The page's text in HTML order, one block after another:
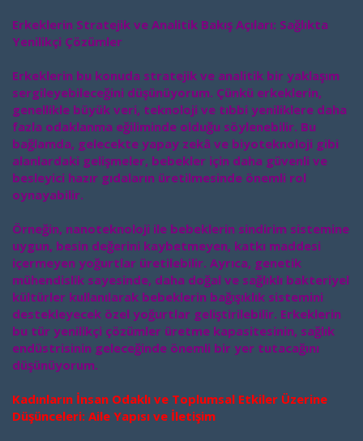
Erkeklerin Stratejik ve Analitik Bakış Açıları: Sağlıkta
Yenilikçi Çözümler
Erkeklerin bu konuda stratejik ve analitik bir yaklaşım
sergileyebileceğini düşünüyorum. Çünkü erkeklerin,
genellikle büyük veri, teknoloji ve tıbbi yeniliklere daha
fazla odaklanma eğiliminde olduğu söylenebilir. Bu
bağlamda, gelecekte yapay zekâ ve biyoteknoloji gibi
alanlardaki gelişmeler, bebekler için daha güvenli ve
besleyici hazır gıdaların üretilmesinde önemli rol
oynayabilir.
Örneğin, nanoteknoloji ile bebeklerin sindirim sistemine
uygun, besin değerini kaybetmeyen, katkı maddesi
içermeyen yoğurtlar üretilebilir. Ayrıca, genetik
mühendislik sayesinde, daha doğal ve sağlıklı bakteriyel
kültürler kullanılarak bebeklerin bağışıklık sistemini
destekleyecek özel yoğurtlar geliştirilebilir. Erkeklerin
bu tür yenilikçi çözümler üretme kapasitesinin, sağlık
endüstrisinin geleceğinde önemli bir yer tutacağını
düşünüyorum.
Kadınların İnsan Odaklı ve Toplumsal Etkiler Üzerine
Düşünceleri: Aile Yapısı ve İletişim